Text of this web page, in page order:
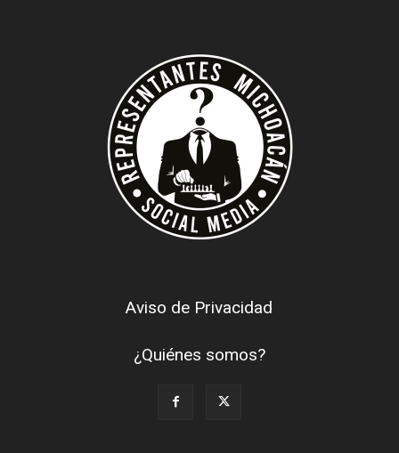
Aviso de Privacidad
¿Quiénes somos?